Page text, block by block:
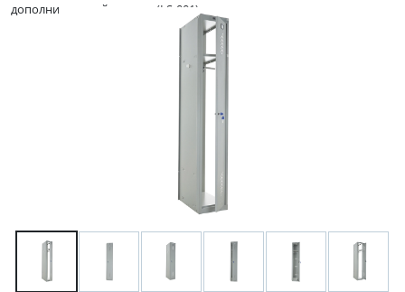
дополнительный модуль (LS-001)